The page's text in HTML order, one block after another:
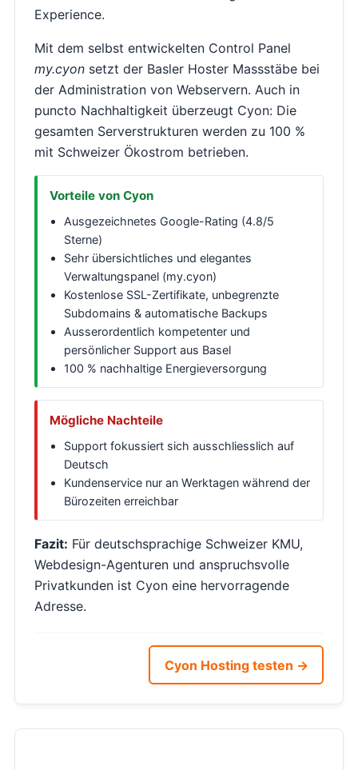
Experience.
Mit dem selbst entwickelten Control Panel
my.cyon setzt der Basler Hoster Massstäbe bei
der Administration von Webservern. Auch in
puncto Nachhaltigkeit überzeugt Cyon: Die
gesamten Serverstrukturen werden zu 100 %
mit Schweizer Ökostrom betrieben.
Vorteile von Cyon
Ausgezeichnetes Google-Rating (4.8/5
Sterne)
Sehr übersichtliches und elegantes
Verwaltungspanel (my.cyon)
Kostenlose SSL-Zertifikate, unbegrenzte
Subdomains & automatische Backups
Ausserordentlich kompetenter und
persönlicher Support aus Basel
100 % nachhaltige Energieversorgung
Mögliche Nachteile
Support fokussiert sich ausschliesslich auf
Deutsch
Kundenservice nur an Werktagen während der
Bürozeiten erreichbar
Fazit: Für deutschsprachige Schweizer KMU,
Webdesign-Agenturen und anspruchsvolle
Privatkunden ist Cyon eine hervorragende
Adresse.
Cyon Hosting testen →